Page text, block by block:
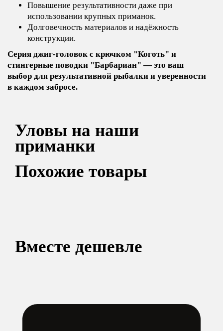
Повышение результативности даже при
использовании крупных приманок.
Долговечность материалов и надёжность
конструкции.
Серия джиг-головок с крючком "Коготь" и
стингерные поводки "Барбариан" — это ваш
выбор для результативной рыбалки и уверенности
в каждом забросе.
Уловы на наши
приманки
Похожие товары
Вместе дешевле